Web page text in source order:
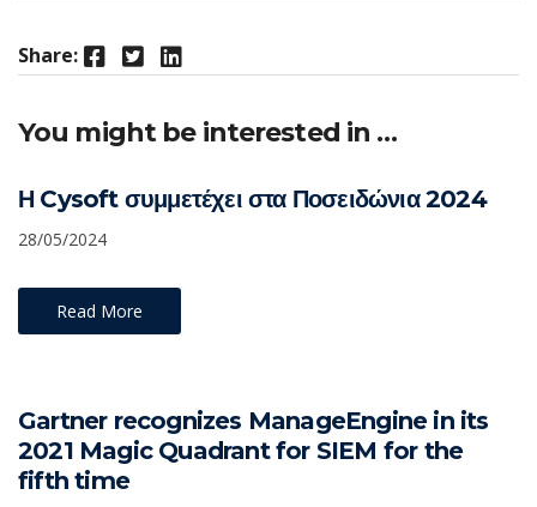
Share: Facebook Twitter LinkedIn
You might be interested in …
Η Cysoft συμμετέχει στα Ποσειδώνια 2024
28/05/2024
Read More
Gartner recognizes ManageEngine in its
2021 Magic Quadrant for SIEM for the
fifth time